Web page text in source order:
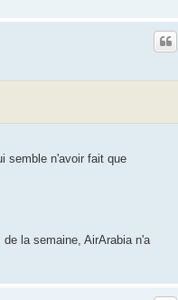
semble n'avoir fait que
la semaine, AirArabia n'a